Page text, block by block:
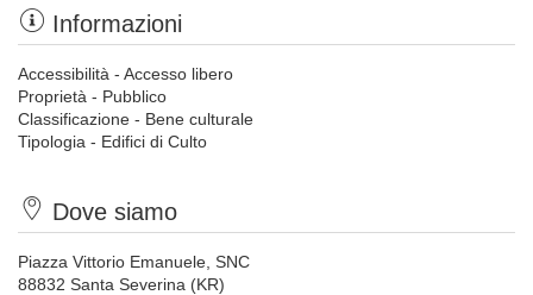
Informazioni
Accessibilità - Accesso libero
Proprietà - Pubblico
Classificazione - Bene culturale
Tipologia - Edifici di Culto
Dove siamo
Piazza Vittorio Emanuele, SNC
88832 Santa Severina (KR)